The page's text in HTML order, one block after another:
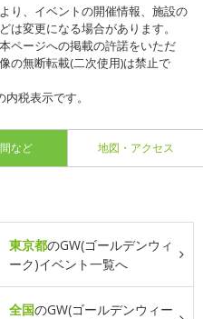
り、イベントの開催情報、施設の
は変更になる場合があります。
ページへの掲載の許諾をいただ
の無断転載(二次使用)は禁止で
税表示です。
など 地図・アクセス
東京都のGW(ゴールデンウィ
ーク)イベント一覧へ
全国のGW(ゴールデンウィー